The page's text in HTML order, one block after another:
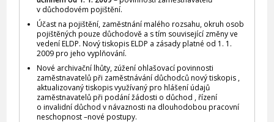
v důchodovém pojištění.
Účast na pojištění, zaměstnání malého rozsahu, okruh osob
pojištěných pouze důchodově a s tím související změny ve
vedení ELDP. Nový tiskopis ELDP a zásady platné od 1. 1.
2009 pro jeho vyplňování.
Nové archivační lhůty, zúžení ohlašovací povinnosti
zaměstnavatelů při zaměstnávání důchodců nový tiskopis ,
aktualizovaný tiskopis využívaný pro hlášení údajů
zaměstnavatelů při podání žádosti o důchod , řízení
o invalidní důchod v návaznosti na dlouhodobou pracovní
neschopnost –nové postupy.